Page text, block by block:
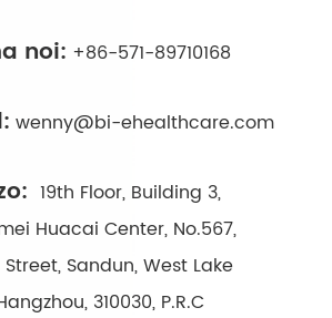
noi: +86-571-89710168
wenny@bi-ehealthcare.com
19th Floor, Building 3,
Huacai Center, No.567,
Sandun, West Lake
310030, P.R.C